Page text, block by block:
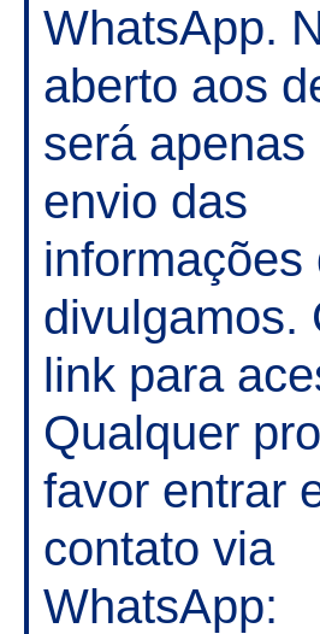
WhatsApp.
aberto aos
será apenas
envio das
informações
divulgamos.
link para
Qualquer
favor entrar
contato via
WhatsApp: